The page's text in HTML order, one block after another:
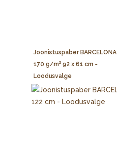
Joonistuspaber BARCELONA
170 g/m² 92 x 61 cm -
Loodusvalge